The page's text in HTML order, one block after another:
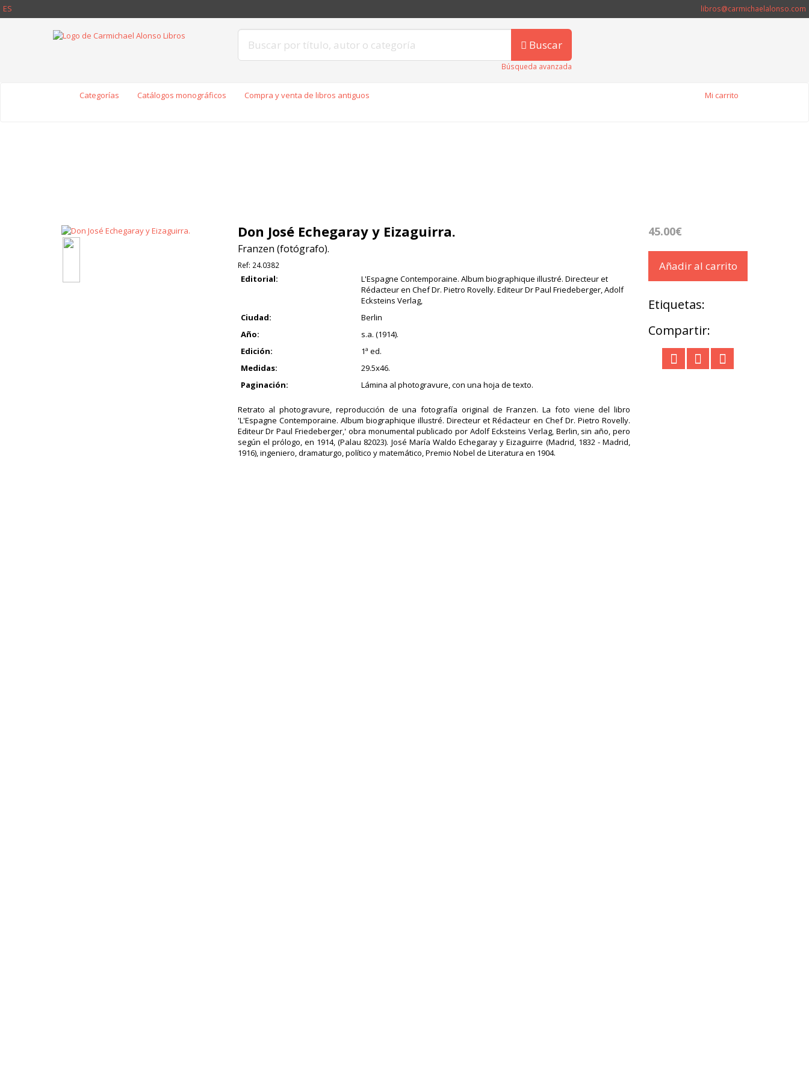
ES libros@carmichaelalonso.com
Buscar
Búsqueda avanzada
Categorías Catálogos monográficos Compra y venta de libros antiguos Mi carrito
Don José Echegaray y Eizaguirra.
Franzen (fotógrafo).
Ref: 24.0382
Editorial:
L'Espagne Contemporaine. Album biographique illustré. Directeur et
Rédacteur en Chef Dr. Pietro Rovelly. Editeur Dr Paul Friedeberger, Adolf
Ecksteins Verlag,
Ciudad:
Berlin
Año:
s.a. (1914).
Edición:
1ª ed.
Medidas:
29.5x46.
Paginación:
Lámina al photogravure, con una hoja de texto.
Retrato al photogravure, reproducción de una fotografía original de Franzen. La foto viene del libro
'L'Espagne Contemporaine. Album biographique illustré. Directeur et Rédacteur en Chef Dr. Pietro Rovelly.
Editeur Dr Paul Friedeberger,' obra monumental publicado por Adolf Ecksteins Verlag, Berlin, sin año, pero
según el prólogo, en 1914, (Palau 82023). José María Waldo Echegaray y Eizaguirre (Madrid, 1832 - Madrid,
1916), ingeniero, dramaturgo, político y matemático, Premio Nobel de Literatura en 1904.
45.00€
Añadir al carrito
Etiquetas:
Compartir: